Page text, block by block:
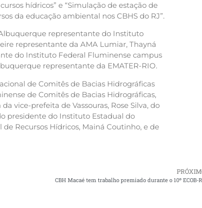
hídricos” e “Simulação de estação de
da educação ambiental nos CBHS do RJ”.
representante do Instituto
representante da AMA Lumiar, Thayná
do Instituto Federal Fluminense campus
representante da EMATER-RIO.
de Comitês de Bacias Hidrográficas
de Comitês de Bacias Hidrográficas,
vice-prefeita de Vassouras, Rose Silva, do
presidente do Instituto Estadual do
Recursos Hídricos, Mainá Coutinho, e de
CBH Macaé tem trabalho premiado durante o 10º ECOB-